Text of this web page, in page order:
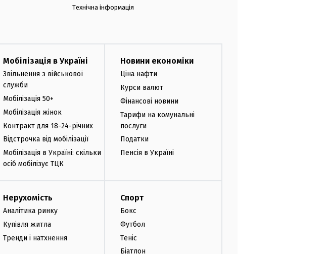
Технічна інформація
Мобілізація в Україні
Звільнення з військової
служби
Мобілізація 50+
Мобілізація жінок
Контракт для 18-24-річних
Відстрочка від мобілізації
Мобілізація в Україні: скільки
осіб мобілізує ТЦК
Новини економіки
Ціна нафти
Курси валют
Фінансові новини
Тарифи на комунальні
послуги
Податки
Пенсія в Україні
Нерухомість
Аналітика ринку
Купівля житла
Тренди і натхнення
Спорт
Бокс
Футбол
Теніс
Біатлон